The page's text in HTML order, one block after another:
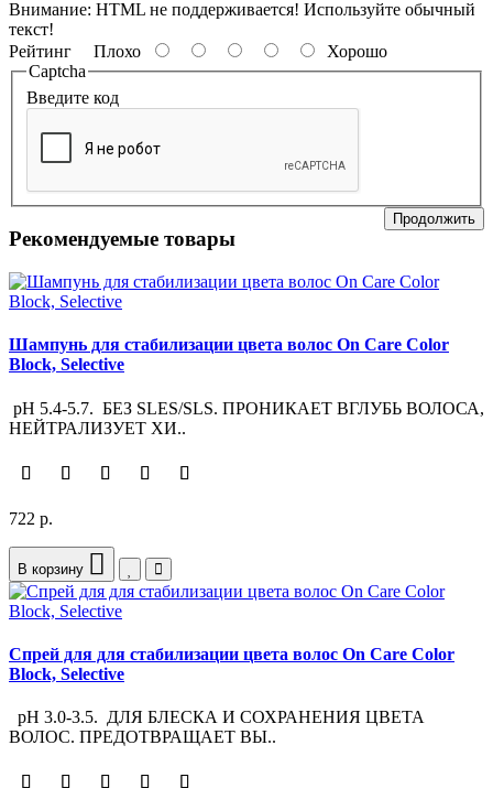
Внимание: HTML не поддерживается! Используйте обычный
текст!
Рейтинг Плохо
Хорошо
Captcha
Введите код
Продолжить
Рекомендуемые товары
Шампунь для стабилизации цвета волос On Care Color
Block, Selective
pH 5.4-5.7. БЕЗ SLES/SLS. ПРОНИКАЕТ ВГЛУБЬ ВОЛОСА,
НЕЙТРАЛИЗУЕТ ХИ..
722 р.
В корзину
Спрей для для стабилизации цвета волос On Care Color
Block, Selective
pH 3.0-3.5. ДЛЯ БЛЕСКА И СОХРАНЕНИЯ ЦВЕТА
ВОЛОС. ПРЕДОТВРАЩАЕТ ВЫ..